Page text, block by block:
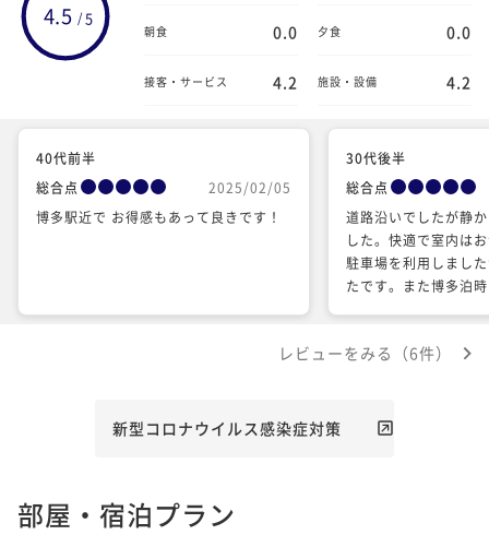
4.5 /5
朝食 0.0 夕食 0.0
接客・サービス 4.2 施設・設備 4.2
40代前半
総合点
2025/02/05
博多駅近で お得感もあって良きです！
30代後半
総合点
道路沿いでしたが静
した。快適で室内は
駐車場を利用しまし
たです。また博多泊
レビューをみる（6件）
新型コロナウイルス感染症対策
部屋・宿泊プラン